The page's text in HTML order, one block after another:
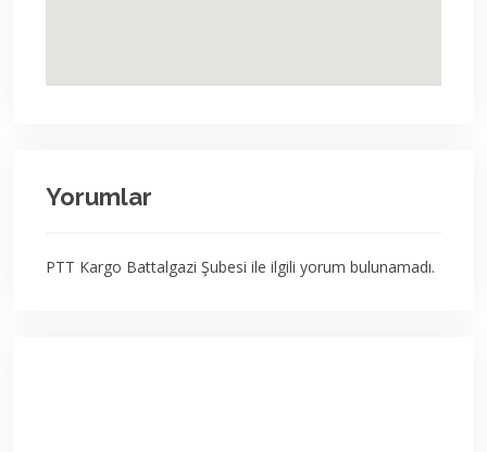
Yorumlar
PTT Kargo Battalgazi Şubesi ile ilgili yorum bulunamadı.